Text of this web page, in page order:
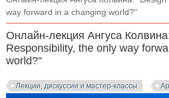
way forward in a changing world?"
Онлайн-лекция Ангуса
Responsibility, the only way
world?"
Лекции, дискуссии и мастер-классы